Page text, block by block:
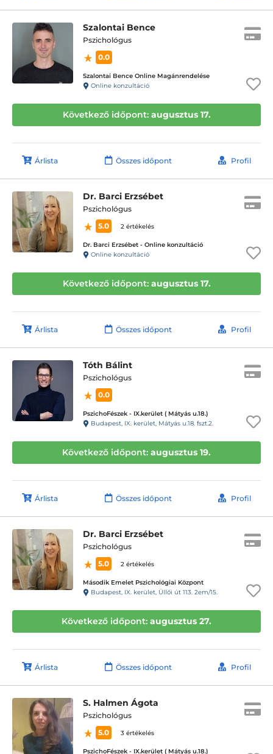
Szalontai Bence
Pszichológus
0.0
Szalontai Bence Online Magánrendelése
Online konzultáció
Következő időpont: augusztus 17.
Árlista Összes időpont Profil
Dr. Barci Erzsébet
Pszichológus
5.0
2 értékelés
Dr. Barci Erzsébet - Online konzultáció
Online konzultáció
Következő időpont: augusztus 17.
Árlista Összes időpont Profil
Tóth Bálint
Pszichológus
0.0
PszichoFészek - IX.kerület ( Mátyás u.18.)
Budapest, IX. kerület, Mátyás u.18. fszt.2.
Következő időpont: augusztus 19.
Árlista Összes időpont Profil
Dr. Barci Erzsébet
Pszichológus
5.0
2 értékelés
Második Emelet Pszichológiai Központ
Budapest, IX. kerület, Üllői út 113. 2em/15.
Következő időpont: augusztus 27.
Árlista Összes időpont Profil
S. Halmen Ágota
Pszichológus
5.0
3 értékelés
PszichoFészek - IX.kerület ( Mátyás u.18.)